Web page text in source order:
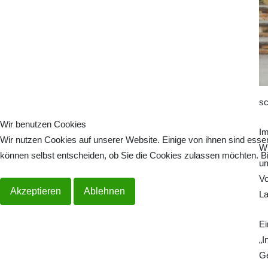
Wir benutzen Cookies
Wir nutzen Cookies auf unserer Website. Einige von ihnen sind
können selbst entscheiden, ob Sie die Cookies zulassen möchten.
Akzeptieren Ablehnen